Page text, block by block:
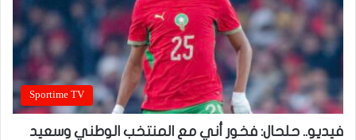
Sportime TV
فيديو.. حلحال: فخور أني مع المنتخب الوطني وسعيد